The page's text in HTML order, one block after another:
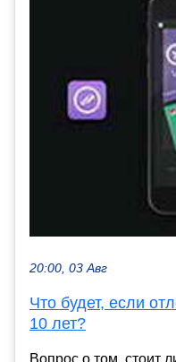
20:00, 03 Авг
Что будет, если
10 лет?
Вопрос о том, стоит